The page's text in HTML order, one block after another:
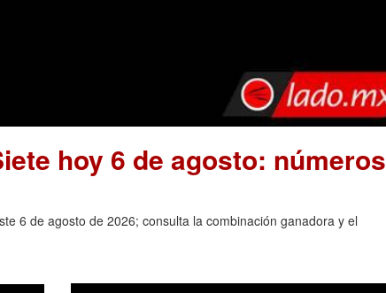
hoy 6 de agosto: números
6 de agosto de 2026; consulta la combinación ganadora y el